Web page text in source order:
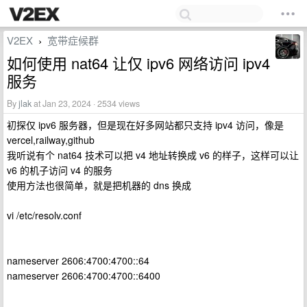
V2EX › 宽带症候群
如何使用 nat64 让仅 ipv6 网络访问 ipv4
服务
Byjlakat Jan 23, 2024 · 2534 views
初探仅 ipv6 服务器，但是现在好多网站都只支持 ipv4 访问，像是
vercel,railway,github
我听说有个 nat64 技术可以把 v4 地址转换成 v6 的样子，这样可以让
v6 的机子访问 v4 的服务
使用方法也很简单，就是把机器的 dns 换成
vi /etc/resolv.conf
nameserver 2606:4700:4700::64
nameserver 2606:4700:4700::6400